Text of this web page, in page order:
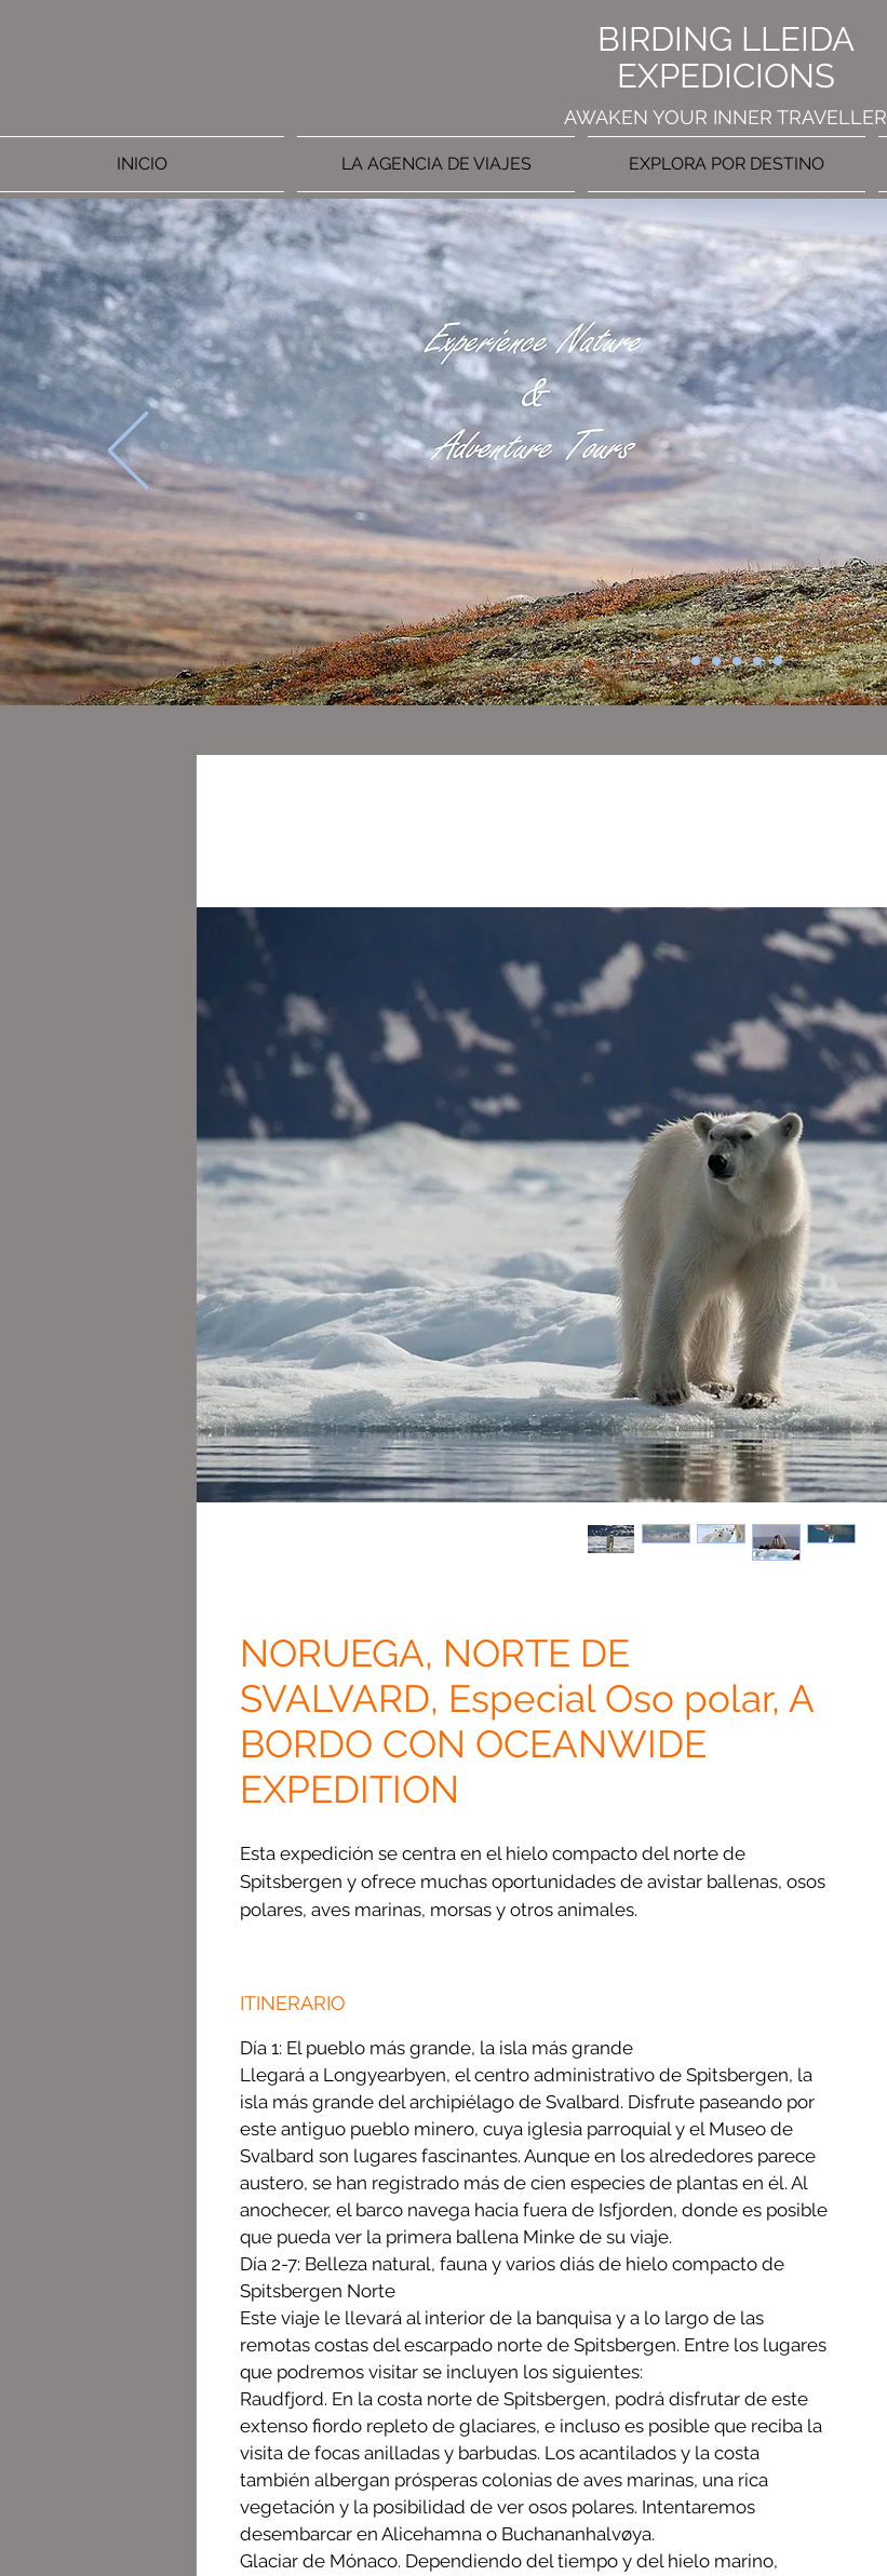
BIRDING LLEIDA
EXPEDICIONS
AWAKEN YOUR INNER TRAVELLER
INICIO LA AGENCIA DE VIAJES EXPLORA POR DESTINO
NORUEGA, NORTE DE
SVALVARD, Especial Oso polar, A
BORDO CON OCEANWIDE
EXPEDITION
Esta expedición se centra en el hielo compacto del norte de
Spitsbergen y ofrece muchas oportunidades de avistar ballenas, osos
polares, aves marinas, morsas y otros animales.
ITINERARIO
Día 1: El pueblo más grande, la isla más grande
Llegará a Longyearbyen, el centro administrativo de Spitsbergen, la
isla más grande del archipiélago de Svalbard. Disfrute paseando por
este antiguo pueblo minero, cuya iglesia parroquial y el Museo de
Svalbard son lugares fascinantes. Aunque en los alrededores parece
austero, se han registrado más de cien especies de plantas en él. Al
anochecer, el barco navega hacia fuera de Isfjorden, donde es posible
que pueda ver la primera ballena Minke de su viaje.
Día 2-7: Belleza natural, fauna y varios diás de hielo compacto de
Spitsbergen Norte
Este viaje le llevará al interior de la banquisa y a lo largo de las
remotas costas del escarpado norte de Spitsbergen. Entre los lugares
que podremos visitar se incluyen los siguientes:
Raudfjord. En la costa norte de Spitsbergen, podrá disfrutar de este
extenso fiordo repleto de glaciares, e incluso es posible que reciba la
visita de focas anilladas y barbudas. Los acantilados y la costa
también albergan prósperas colonias de aves marinas, una rica
vegetación y la posibilidad de ver osos polares. Intentaremos
desembarcar en Alicehamna o Buchananhalvøya.
Glaciar de Mónaco. Dependiendo del tiempo y del hielo marino,